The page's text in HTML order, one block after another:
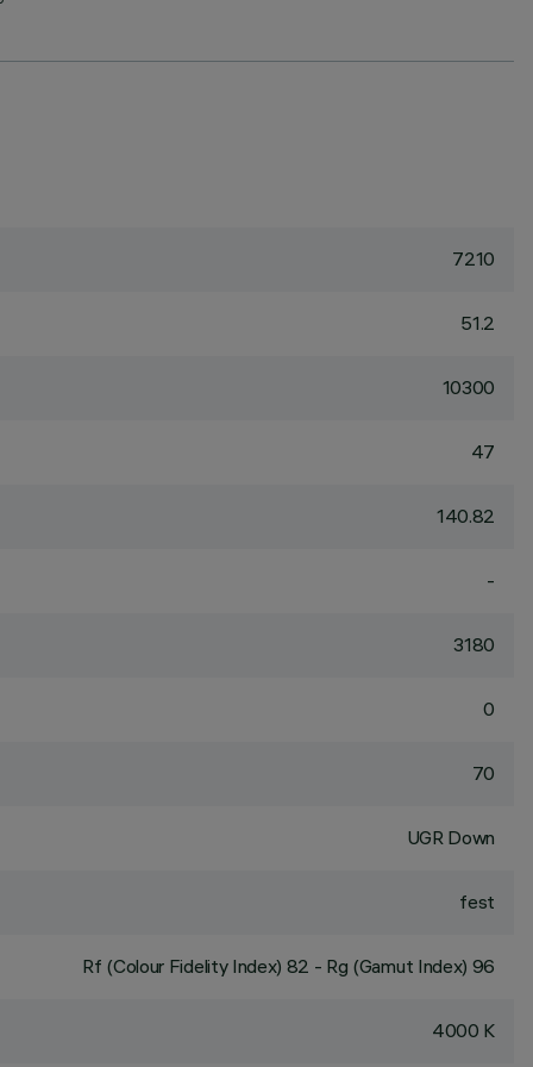
7210
51.2
10300
47
140.82
-
3180
0
70
UGR Down
fest
Rf (Colour Fidelity Index) 82 - Rg (Gamut Index) 96
4000 K